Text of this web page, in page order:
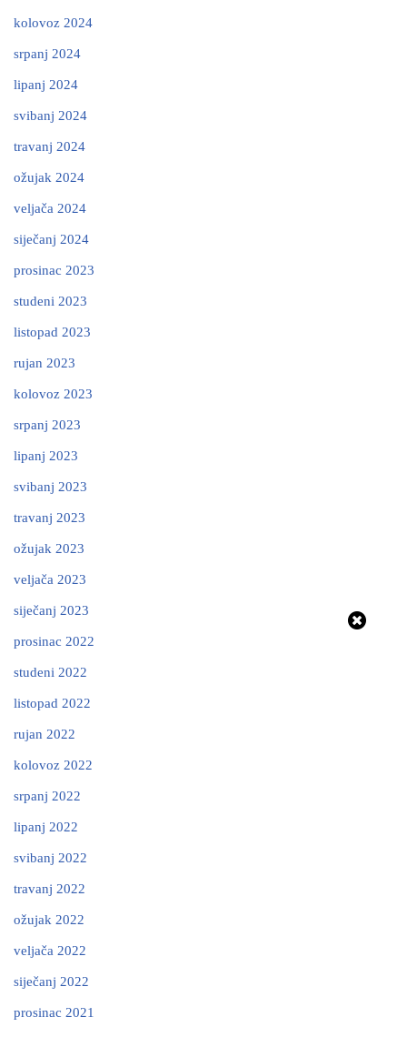
kolovoz 2024
srpanj 2024
lipanj 2024
svibanj 2024
travanj 2024
ožujak 2024
veljača 2024
siječanj 2024
prosinac 2023
studeni 2023
listopad 2023
rujan 2023
kolovoz 2023
srpanj 2023
lipanj 2023
svibanj 2023
travanj 2023
ožujak 2023
veljača 2023
siječanj 2023
prosinac 2022
studeni 2022
listopad 2022
rujan 2022
kolovoz 2022
srpanj 2022
lipanj 2022
svibanj 2022
travanj 2022
ožujak 2022
veljača 2022
siječanj 2022
prosinac 2021